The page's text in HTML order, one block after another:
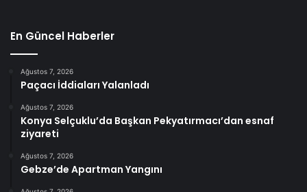
En Güncel Haberler
Ağustos 7, 2026
Paçacı İddiaları Yalanladı
Ağustos 7, 2026
Konya Selçuklu’da Başkan Pekyatırmacı’dan esnaf
ziyareti
Ağustos 7, 2026
Gebze’de Apartman Yangını